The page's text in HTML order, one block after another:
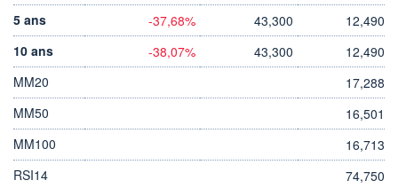
5 ans
-37,68% 43,300
12,490
10 ans
-38,07% 43,300
12,490
MM20
17,288
MM50
16,501
MM100
16,713
RSI14
74,750